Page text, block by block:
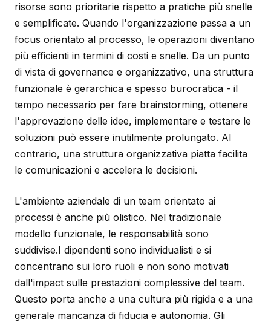
risorse sono prioritarie rispetto a pratiche più snelle
e semplificate. Quando l'organizzazione passa a un
focus orientato al processo, le operazioni diventano
più efficienti in termini di costi e snelle. Da un punto
di vista di governance e organizzativo, una struttura
funzionale è gerarchica e spesso burocratica - il
tempo necessario per fare brainstorming, ottenere
l'approvazione delle idee, implementare e testare le
soluzioni può essere inutilmente prolungato. Al
contrario, una struttura organizzativa piatta facilita
le comunicazioni e accelera le decisioni.
L'ambiente aziendale di un team orientato ai
processi è anche più olistico. Nel tradizionale
modello funzionale, le responsabilità sono
suddivise.I dipendenti sono individualisti e si
concentrano sui loro ruoli e non sono motivati
dall'impact sulle prestazioni complessive del team.
Questo porta anche a una cultura più rigida e a una
generale mancanza di fiducia e autonomia. Gli